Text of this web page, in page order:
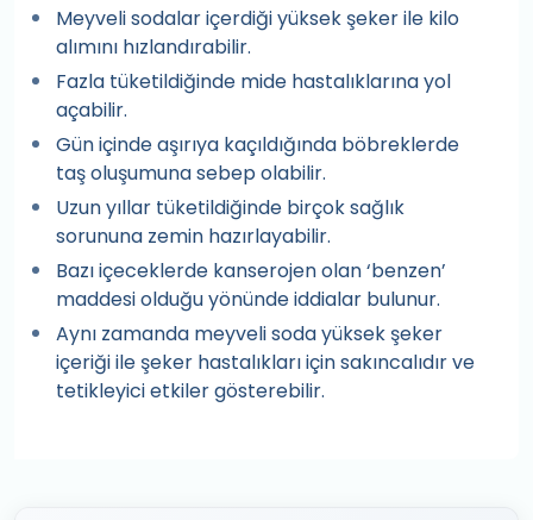
Meyveli sodalar içerdiği yüksek şeker ile kilo
alımını hızlandırabilir.
Fazla tüketildiğinde mide hastalıklarına yol
açabilir.
Gün içinde aşırıya kaçıldığında böbreklerde
taş oluşumuna sebep olabilir.
Uzun yıllar tüketildiğinde birçok sağlık
sorununa zemin hazırlayabilir.
Bazı içeceklerde kanserojen olan ‘benzen’
maddesi olduğu yönünde iddialar bulunur.
Aynı zamanda meyveli soda yüksek şeker
içeriği ile şeker hastalıkları için sakıncalıdır ve
tetikleyici etkiler gösterebilir.